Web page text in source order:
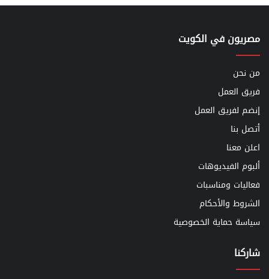
مصريون في الكويت
من نحن
فريق العمل
إنضم لفريق العمل
أتصل بنا
اعلن معنا
ألبوم الفيديوهات
فعاليات ومناسبات
الشروط والأحكام
سياسة حماية الخصوصية
شاركنا